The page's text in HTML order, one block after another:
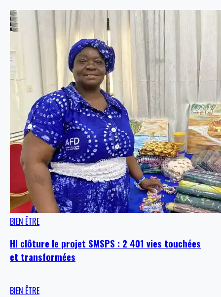
BIEN ÊTRE
HI clôture le projet SMSPS : 2 401 vies touchées
et transformées
BIEN ÊTRE